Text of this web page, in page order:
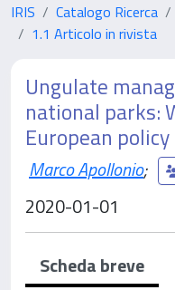
IRIS Catalogo Ricerca
1.1 Articolo in rivista
Ungulate
national parks:
European
Marco Apollonio;
2020-01-01
Scheda breve